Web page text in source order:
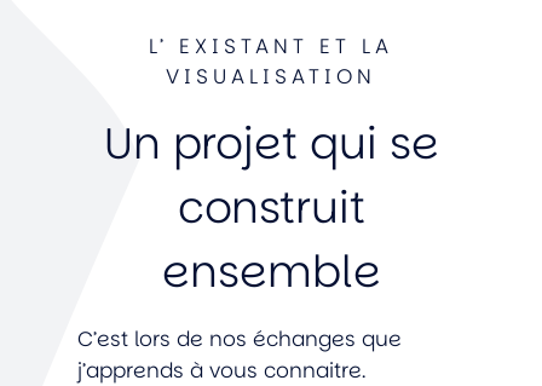
L’ EXISTANT ET LA
VISUALISATION
Un projet qui se
construit
ensemble
C’est lors de nos échanges que
j’apprends à vous connaitre.